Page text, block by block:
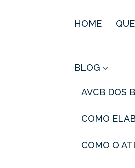
HOME
BLOG
AVCB DOS
COMO
COMO O